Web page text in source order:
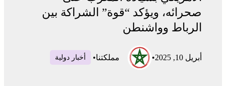
صحرائه، ويؤكد “قوة” الشراكة بين
الرباط وواشنطن
أبريل 10, 2025 • مملكتنا• أخبار دولية